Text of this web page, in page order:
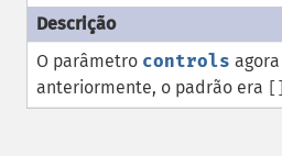
O parâmetro controls
anteriormente, o padrão era